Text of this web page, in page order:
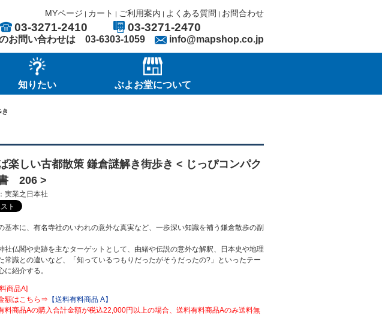
MYページ | カート | ご利用案内 | よくある質問 | お問合わせ
03-3271-2410 03-3271-2470
お問い合わせは 03-6303-1059 info@mapshop.co.jp
知りたい ぶよお堂について
楽しい古都散策 鎌倉謎解き街歩き < じっぴコンパク
書 206 >
実業之日本社
基本に、有名寺社のいわれの意外な真実など、一歩深い知識を補う鎌倉散歩の副
社仏閣や史跡を主なターゲットとして、由緒や伝説の意外な解釈、日本史や地理
常識との違いなど、「知っているつもりだったがそうだったの?」といったテー
に紹介する。
商品A]
額はこちら⇒ 【送料有料商品 A】
料商品Aの購入合計金額が税込22,000円以上の場合、送料有料商品Aのみ送料無